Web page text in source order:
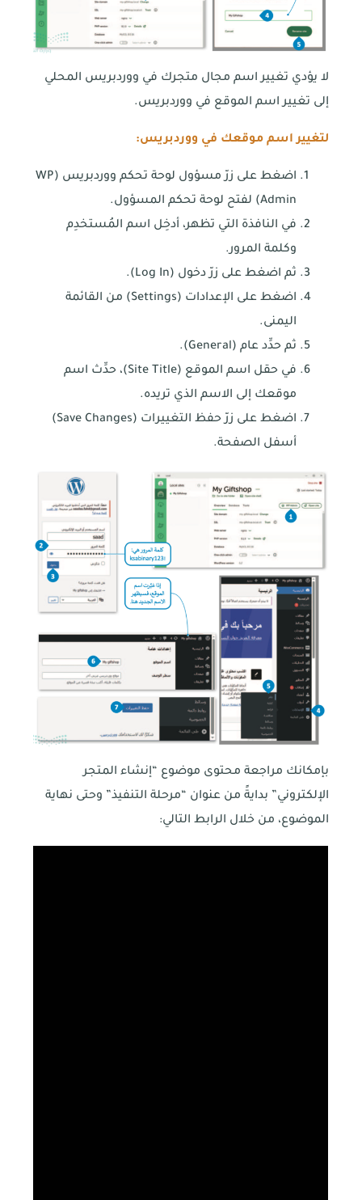
لا يؤدي تغيير اسم مجال متجرك في ووردبريس المحلي
إلى تغيير اسم الموقع في ووردبريس.
لتغيير اسم موقعك في ووردبريس:
اضغط على زرّ مسؤول لوحة تحكم ووردبريس (WP
Admin) لفتح لوحة تحكم المسؤول.
في النافذة التي تظهر، أدخِل اسم المُستخدِم
وكلمة المرور.
ثم اضغط على زرّ دخول (Log In).
اضغط على الإعدادات (Settings) من القائمة
اليمنى.
ثم حدِّد عام (General).
في حقل اسم الموقع (Site Title)، حدِّث اسم
موقعك إلى الاسم الذي تريده.
اضغط على زرّ حفظ التغييرات (Save Changes)
أسفل الصفحة.
بإمكانك مراجعة محتوى موضوع “إنشاء المتجر
الإلكتروني” بدايةً من عنوان “مرحلة التنفيذ” وحتى نهاية
الموضوع، من خلال الرابط التالي: